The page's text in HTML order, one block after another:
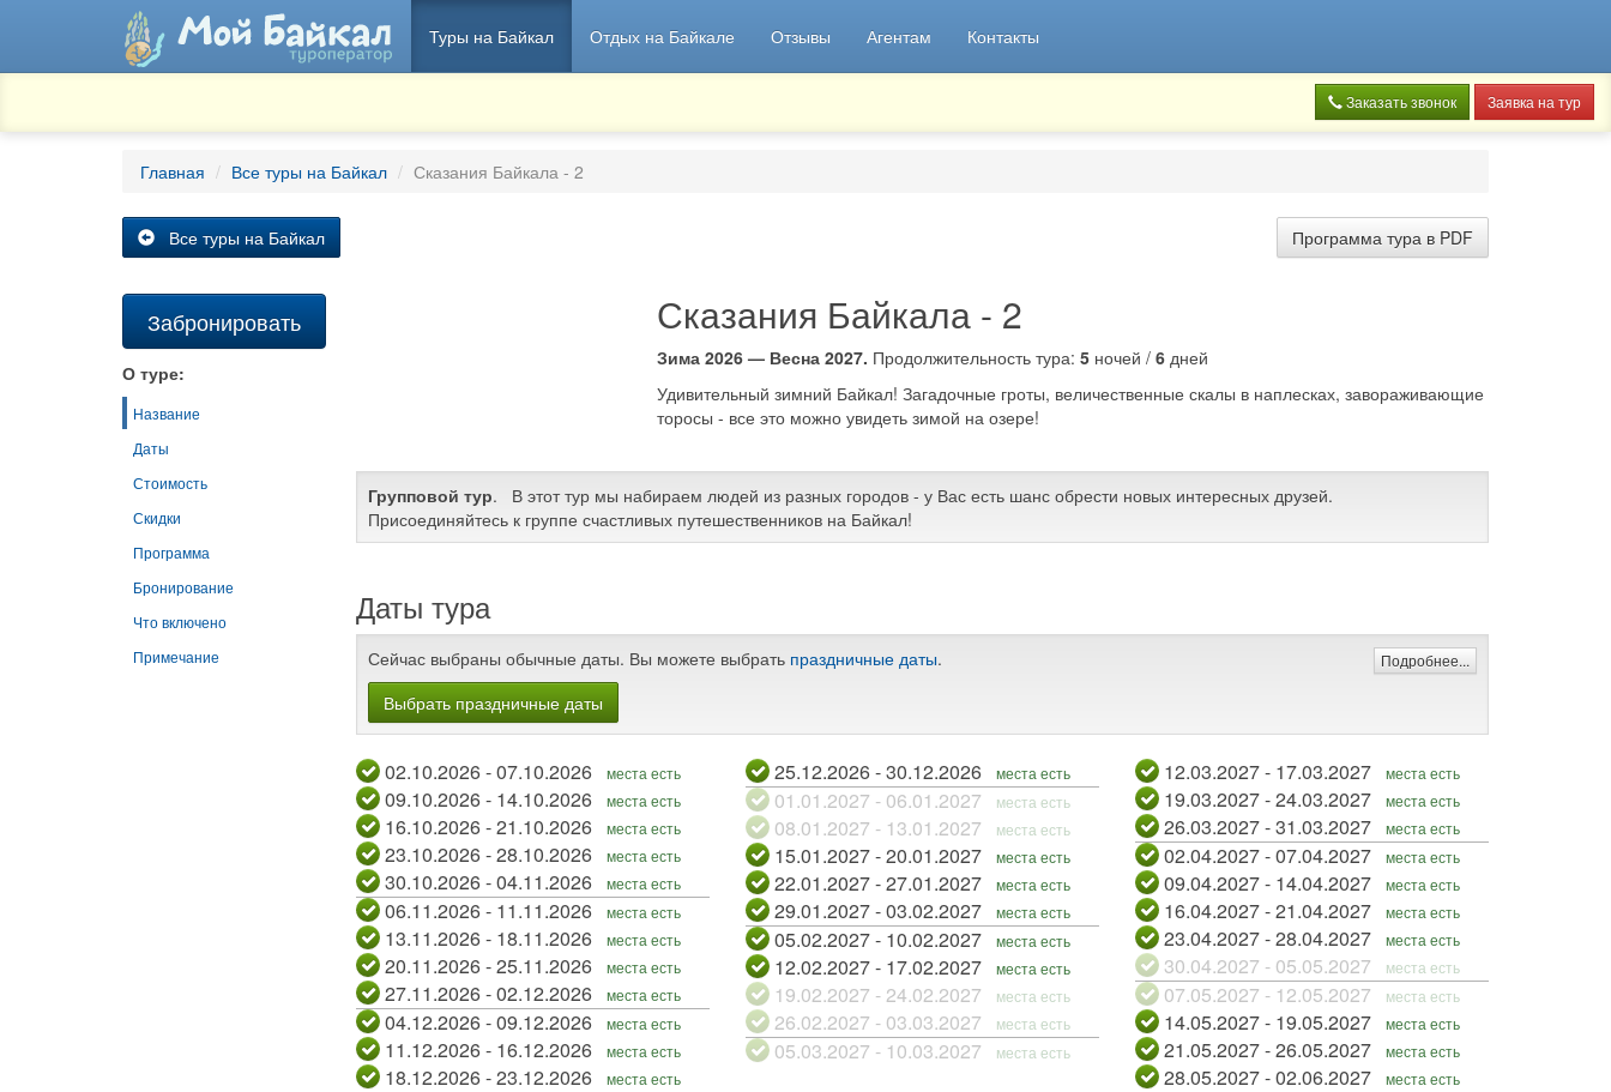
Туры на Байкал Отдых на Байкале Отзывы Агентам Контакты
Заказать звонок Заявка на тур
Главная Все туры на Байкал Сказания Байкала - 2
Программа тура в PDF
Все туры на Байкал
Сказания Байкала - 2
Зима 2026 — Весна 2027. Продолжительность тура:5 ночей /6 дней
Удивительный зимний Байкал! Загадочные гроты, величественные скалы в наплесках, завораживающие
торосы - все это можно увидеть зимой на озере!
Групповой тур. В этот тур мы набираем людей из разных городов - у Вас есть шанс обрести новых интересных друзей.
Присоединяйтесь к группе счастливых путешественников на Байкал!
Даты тура
Сейчас выбраны обычные даты. Вы можете выбрать праздничные даты. Подробнее...
Выбрать праздничные даты
02.10.2026 - 07.10.2026 места есть
09.10.2026 - 14.10.2026 места есть
16.10.2026 - 21.10.2026 места есть
23.10.2026 - 28.10.2026 места есть
30.10.2026 - 04.11.2026 места есть
06.11.2026 - 11.11.2026 места есть
13.11.2026 - 18.11.2026 места есть
20.11.2026 - 25.11.2026 места есть
27.11.2026 - 02.12.2026 места есть
04.12.2026 - 09.12.2026 места есть
11.12.2026 - 16.12.2026 места есть
18.12.2026 - 23.12.2026 места есть
25.12.2026 - 30.12.2026 места есть
01.01.2027 - 06.01.2027 места есть
08.01.2027 - 13.01.2027 места есть
15.01.2027 - 20.01.2027 места есть
22.01.2027 - 27.01.2027 места есть
29.01.2027 - 03.02.2027 места есть
05.02.2027 - 10.02.2027 места есть
12.02.2027 - 17.02.2027 места есть
19.02.2027 - 24.02.2027 места есть
26.02.2027 - 03.03.2027 места есть
05.03.2027 - 10.03.2027 места есть
12.03.2027 - 17.03.2027 места есть
19.03.2027 - 24.03.2027 места есть
26.03.2027 - 31.03.2027 места есть
02.04.2027 - 07.04.2027 места есть
09.04.2027 - 14.04.2027 места есть
16.04.2027 - 21.04.2027 места есть
23.04.2027 - 28.04.2027 места есть
30.04.2027 - 05.05.2027 места есть
07.05.2027 - 12.05.2027 места есть
14.05.2027 - 19.05.2027 места есть
21.05.2027 - 26.05.2027 места есть
28.05.2027 - 02.06.2027 места есть
Забронировать
О туре:
Название
Даты
Стоимость
Скидки
Программа
Бронирование
Что включено
Примечание